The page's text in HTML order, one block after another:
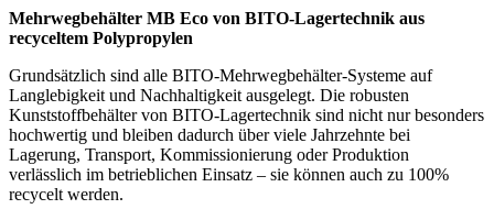
Mehrwegbehälter MB Eco von BITO-Lagertechnik aus
recyceltem Polypropylen
Grundsätzlich sind alle BITO-Mehrwegbehälter-Systeme auf
Langlebigkeit und Nachhaltigkeit ausgelegt. Die robusten
Kunststoffbehälter von BITO-Lagertechnik sind nicht nur besonders
hochwertig und bleiben dadurch über viele Jahrzehnte bei
Lagerung, Transport, Kommissionierung oder Produktion
verlässlich im betrieblichen Einsatz – sie können auch zu 100%
recycelt werden.